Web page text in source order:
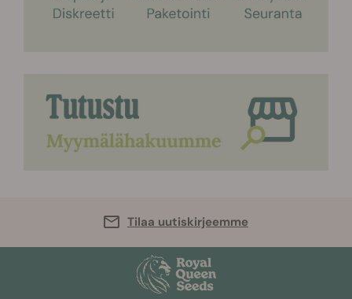
Tilaa uutiskirjeemme